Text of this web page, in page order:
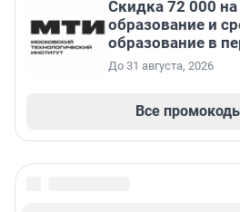
Скидка 72 000
образование и
образование в
До 31 августа, 2026
Все